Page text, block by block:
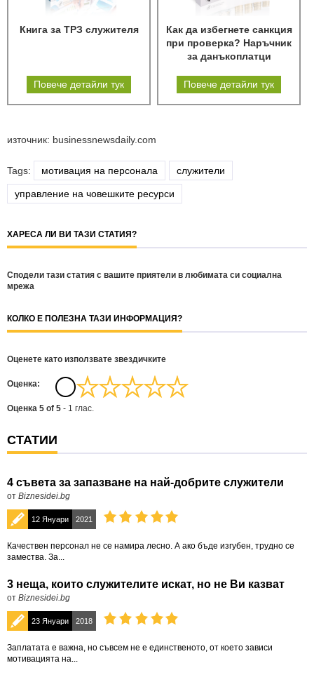
Книга за ТРЗ служителя
Повече детайли тук
Как да избегнете санкция
при проверка? Наръчник
за данъкоплатци
Повече детайли тук
източник: businessnewsdaily.com
Tags: мотивация на персонала служители
управление на човешките ресурси
ХАРЕСА ЛИ ВИ ТАЗИ СТАТИЯ?
Сподели тази статия с вашите приятели в любимата си социална
мрежа
КОЛКО Е ПОЛЕЗНА ТАЗИ ИНФОРМАЦИЯ?
Оценете като използвате звездичките
Oценка:
Оценка 5 of 5 - 1 глас.
СТАТИИ
4 съвета за запазване на най-добрите служители
от Biznesidei.bg
12 Януари 2021
Качествен персонал не се намира лесно. А ако бъде изгубен, трудно се
замества. За...
3 неща, които служителите искат, но не Ви казват
от Biznesidei.bg
23 Януари 2018
Заплатата е важна, но съвсем не е единственото, от което зависи
мотивацията на...